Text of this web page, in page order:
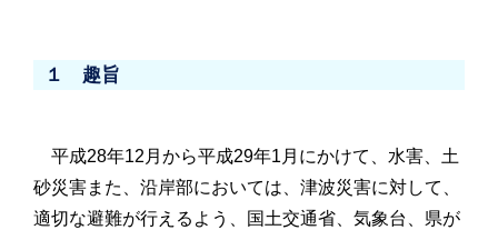
１ 趣旨
平成28年12月から平成29年1月にかけて、水害、土
砂災害また、沿岸部においては、津波災害に対して、
適切な避難が行えるよう、国土交通省、気象台、県が